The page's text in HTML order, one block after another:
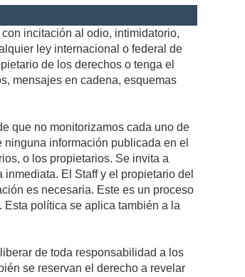
incitación al odio, intimidatorio,
ley internacional o federal de
de los derechos o tenga el
mensajes en cadena, esquemas
que no monitorizamos cada uno de
información publicada en el
o los propietarios. Se invita a
El Staff y el propietario del
es necesaria. Este es un proceso
política se aplica también a la
de toda responsabilidad a los
se reservan el derecho a revelar